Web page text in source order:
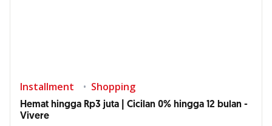
Installment Shopping
Hemat hingga Rp3 juta | Cicilan 0% hingga 12 bulan -
Vivere